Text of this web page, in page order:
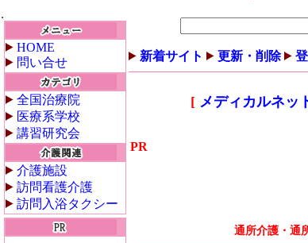
HOME
問い合せ
全国治療院
医療系学校
講習研究会
介護施設
訪問看護介護
訪問入浴タクシー
新着サイト 更新・削除
[ メディカルネッ
PR
通所介護・通